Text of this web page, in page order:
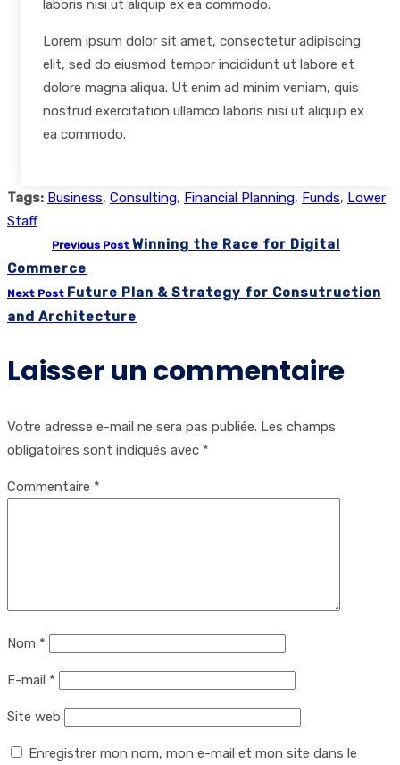
laboris nisi ut aliquip ex ea commodo.
Lorem ipsum dolor sit amet, consectetur adipiscing
elit, sed do eiusmod tempor incididunt ut labore et
dolore magna aliqua. Ut enim ad minim veniam, quis
nostrud exercitation ullamco laboris nisi ut aliquip ex
ea commodo.
Tags: Business, Consulting, Financial Planning, Funds, Lower
Staff
Previous Post Winning the Race for Digital
Commerce
Next Post Future Plan & Strategy for Consutruction
and Architecture
Laisser un commentaire
Votre adresse e-mail ne sera pas publiée. Les champs
obligatoires sont indiqués avec *
Commentaire *
Nom *
E-mail *
Site web
Enregistrer mon nom, mon e-mail et mon site dans le